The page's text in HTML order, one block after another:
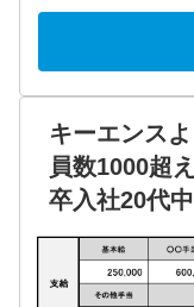
キーエンス
員数1000超
卒入社20代